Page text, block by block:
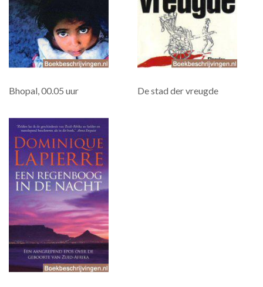
Bhopal, 00.05 uur De stad der vreugde